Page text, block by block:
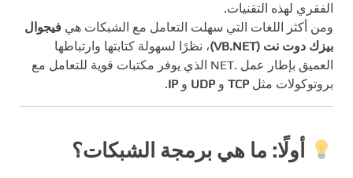
الفقري لهذه التقنيات.
ومن أكثر اللغات التي سهلت التعامل مع الشبكات هي فيجوال
بيزك دوت نت (VB.NET)
، نظرًا لسهولة كتابتها وارتباطها
العميق بإطار عمل .NET الذي يوفر مكتبات قوية للتعامل مع
بروتوكولات مثل TCP و UDP و IP
.
أولًا: ما هي برمجة الشبكات؟